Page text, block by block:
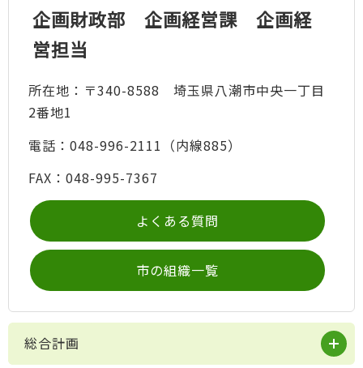
企画財政部 企画経営課 企画経
営担当
所在地：〒340-8588 埼玉県八潮市中央一丁目
2番地1
電話：048-996-2111（内線885）
FAX：048-995-7367
よくある質問
市の組織一覧
総合計画